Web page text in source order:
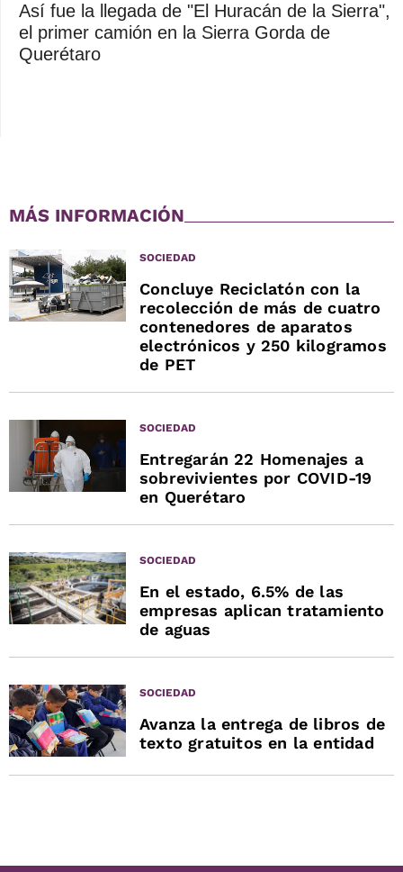
Así fue la llegada de "El Huracán de la Sierra",
el primer camión en la Sierra Gorda de
Querétaro
MÁS INFORMACIÓN
SOCIEDAD
Concluye Reciclatón con la
recolección de más de cuatro
contenedores de aparatos
electrónicos y 250 kilogramos
de PET
SOCIEDAD
Entregarán 22 Homenajes a
sobrevivientes por COVID-19
en Querétaro
SOCIEDAD
En el estado, 6.5% de las
empresas aplican tratamiento
de aguas
SOCIEDAD
Avanza la entrega de libros de
texto gratuitos en la entidad